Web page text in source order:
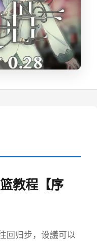
教程【序
回归步，设議可以